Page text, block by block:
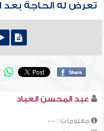
تعرض له الحاجة بعد
عبد المحسن العباد
معلومات : ---